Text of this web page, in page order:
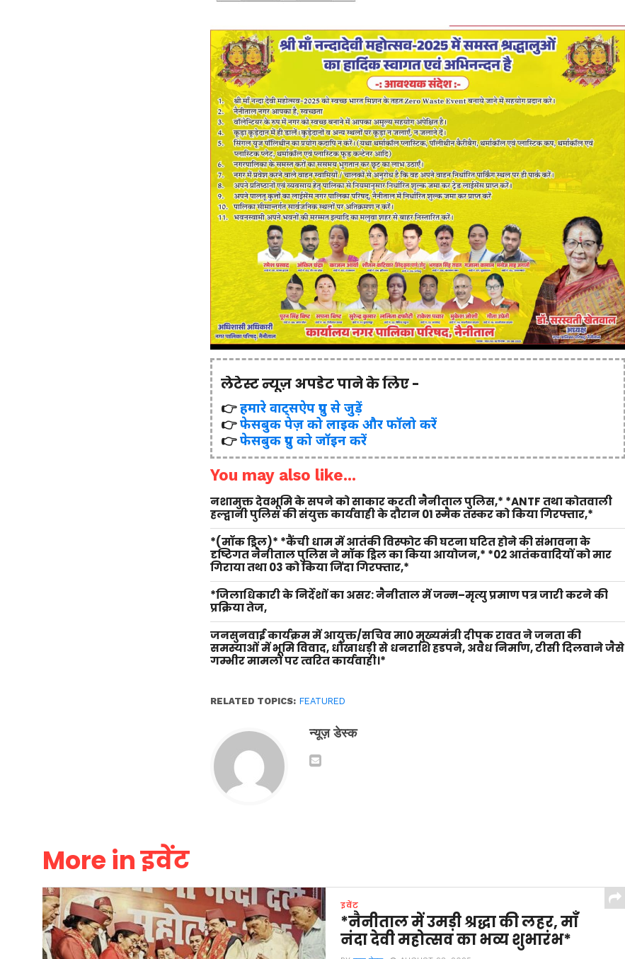
लेटेस्ट न्यूज़ अपडेट पाने के लिए -
👉हमारे वाट्सऐप ग्रुप से जुड़ें
👉फेसबुक पेज़ को लाइक और फॉलो करें
👉फेसबुक ग्रुप को जॉइन करें
You may also like...
नशामुक्त देवभूमि के सपने को साकार करती नैनीताल पुलिस,* *ANTF तथा कोतवाली
हल्द्वानी पुलिस की संयुक्त कार्यवाही के दौरान 01 स्मैक तस्कर को किया गिरफ्तार,*
*(मॉक ड्रिल)* *कैंची धाम में आतंकी विस्फोट की घटना घटित होने की संभावना के
दृष्टिगत नैनीताल पुलिस ने मॉक ड्रिल का किया आयोजन,* *02 आतंकवादियों को मार
गिराया तथा 03 को किया जिंदा गिरफ्तार,*
*जिलाधिकारी के निर्देशों का असर: नैनीताल में जन्म–मृत्यु प्रमाण पत्र जारी करने की
प्रक्रिया तेज,
जनसुनवाई कार्यक्रम में आयुक्त/सचिव मा0 मुख्यमंत्री दीपक रावत ने जनता की
समस्याओं में भूमि विवाद, धोखाधड़ी से धनराशि हडपने, अवैध निर्माण, टीसी दिलवाने जैसे
गम्भीर मामलों पर त्वरित कार्यवाही।*
RELATED TOPICS: FEATURED
न्यूज़ डेस्क
More in इवेंट
इवेंट
*नैनीताल में उमड़ी श्रद्धा की लहर, माँ
नंदा देवी महोत्सव का भव्य शुभारंभ*